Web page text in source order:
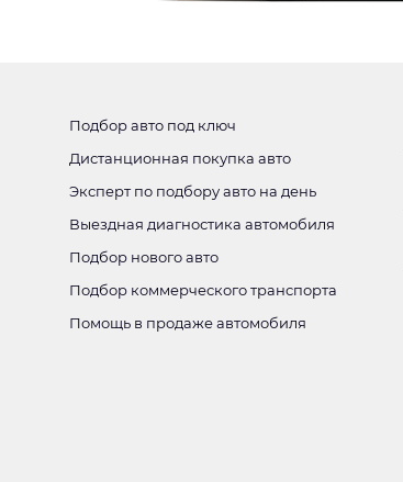
Подбор авто под ключ
Дистанционная покупка авто
Эксперт по подбору авто на день
Выездная диагностика автомобиля
Подбор нового авто
Подбор коммерческого транспорта
Помощь в продаже автомобиля